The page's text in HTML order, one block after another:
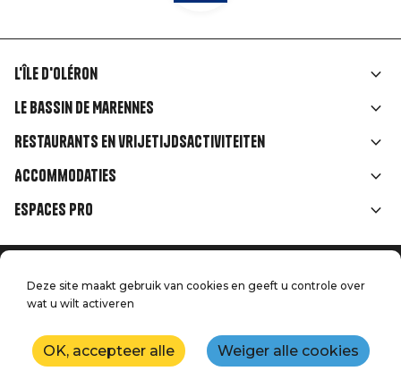
Liens
rubriques
L'île d'Oléron
Le Bassin de Marennes
Restaurants en vrijetijdsactiviteiten
Accommodaties
Espaces Pro
Menu
de
Juridische informatie
Druk op
Neem contact met ons op
Kaart
Productie: StudioJuillet
Deze site maakt gebruik van cookies en geeft u controle over
wat u wilt activeren
OK, accepteer alle Weiger alle cookies